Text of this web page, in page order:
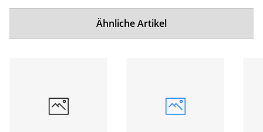
Ähnliche Artikel